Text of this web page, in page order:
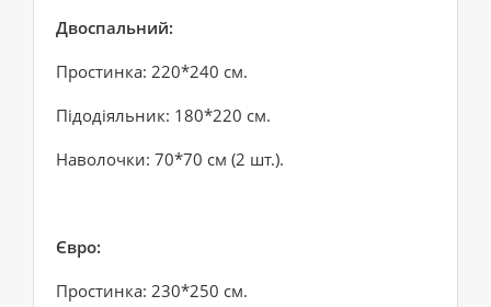
Двоспальний:
Простинка: 220*240 см.
Підодіяльник: 180*220 см.
Наволочки: 70*70 см (2 шт.).
Євро:
Простинка: 230*250 см.